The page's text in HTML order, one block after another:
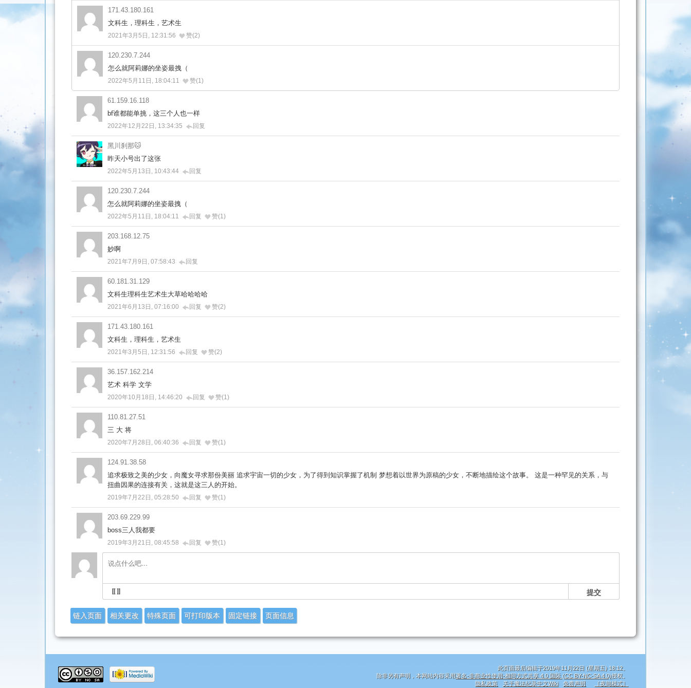
171.43.180.161
文科生，理科生，艺术生
2021年3月5日, 12:31:56 赞(2)
120.230.7.244
怎么就阿莉娜的坐姿最拽（
2022年5月11日, 18:04:11 赞(1)
61.159.16.118
bf谁都能单挑，这三个人也一样
2022年12月22日, 13:34:35 回复
黑川刹那🐱
昨天小号出了这张
2022年5月13日, 10:43:44 回复
120.230.7.244
怎么就阿莉娜的坐姿最拽（
2022年5月11日, 18:04:11 回复 赞(1)
203.168.12.75
妙啊
2021年7月9日, 07:58:43 回复
60.181.31.129
文科生理科生艺术生大草哈哈哈哈
2021年6月13日, 07:16:00 回复 赞(2)
171.43.180.161
文科生，理科生，艺术生
2021年3月5日, 12:31:56 回复 赞(2)
36.157.162.214
艺术 科学 文学
2020年10月18日, 14:46:20 回复 赞(1)
110.81.27.51
三 大 将
2020年7月28日, 06:40:36 回复 赞(1)
124.91.38.58
追求极致之美的少女，向魔女寻求那份美丽 追求宇宙一切的少女，为了得到知识掌握了机制 梦想着以世界为原稿的少女，不断地描绘这个故事。 这是一种罕见的关系，与
扭曲因果的连接有关，这就是这三人的开始。
2019年7月22日, 05:28:50 回复 赞(1)
203.69.229.99
boss三人我都要
2019年3月21日, 08:45:58 回复 赞(1)
提交
链入页面 相关更改 特殊页面 可打印版本 固定链接 页面信息
此页面最后编辑于2019年11月22日 (星期五) 18:12。
除非另有声明，本网站内容采用署名-非商业性使用-相同方式共享 4.0 国际 (CC BY-NC-SA 4.0)授权。
隐私政策
关于魔法纪录中文Wiki 免责声明 ［夜间模式］